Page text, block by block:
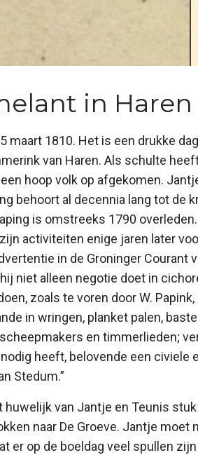
in Haren
maart 1810. Het is een drukke
van Haren. Als schulte
een hoop volk op afgekomen.
behoort al decennia lang tot de
is omstreeks 1790
activiteiten enige jaren later
in de Groninger Courant
niet alleen negotie doet in
zoals te voren door W.
in wringen, planket palen,
en timmerlieden;
heeft, belovende een civiele
Stedum.”
huwelijk van Jantje en Teunis
naar De Groeve. Jantje moet
er op de boeldag veel spullen